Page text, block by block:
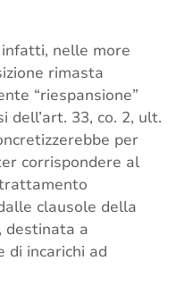
nelle more
rimasta
“riespansione”
dell’art. 33, co. 2, ult.
per
corrispondere al
clausole della
destinata a
di incarichi ad